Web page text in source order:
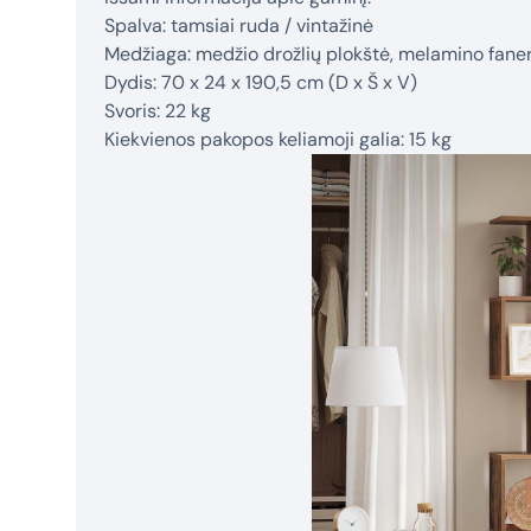
Spalva: tamsiai ruda / vintažinė
Medžiaga: medžio drožlių plokštė, melamino
Dydis: 70 x 24 x 190,5 cm (D x Š x V)
Svoris: 22 kg
Kiekvienos pakopos keliamoji galia: 15 kg